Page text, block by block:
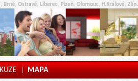
Ostravě, Liberec, Plzeň, Olomouc, H.Králové, Zlín.
| MAPA